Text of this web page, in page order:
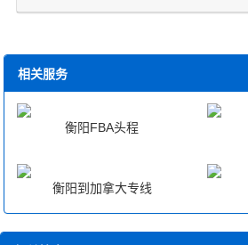
相关服务
衡阳FBA头程
衡阳到加拿大专线